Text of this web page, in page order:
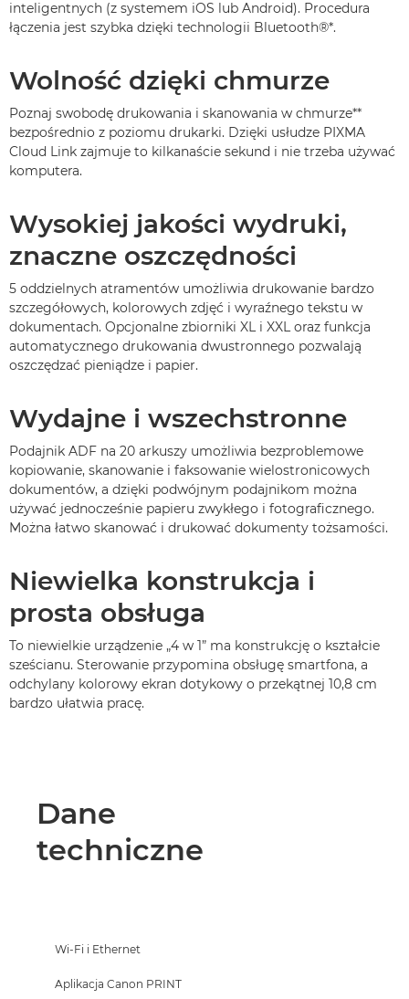
inteligentnych (z systemem iOS lub Android). Procedura
łączenia jest szybka dzięki technologii Bluetooth®*.
Wolność dzięki chmurze
Poznaj swobodę drukowania i skanowania w chmurze**
bezpośrednio z poziomu drukarki. Dzięki usłudze PIXMA
Cloud Link zajmuje to kilkanaście sekund i nie trzeba używać
komputera.
Wysokiej jakości wydruki,
znaczne oszczędności
5 oddzielnych atramentów umożliwia drukowanie bardzo
szczegółowych, kolorowych zdjęć i wyraźnego tekstu w
dokumentach. Opcjonalne zbiorniki XL i XXL oraz funkcja
automatycznego drukowania dwustronnego pozwalają
oszczędzać pieniądze i papier.
Wydajne i wszechstronne
Podajnik ADF na 20 arkuszy umożliwia bezproblemowe
kopiowanie, skanowanie i faksowanie wielostronicowych
dokumentów, a dzięki podwójnym podajnikom można
używać jednocześnie papieru zwykłego i fotograficznego.
Można łatwo skanować i drukować dokumenty tożsamości.
Niewielka konstrukcja i
prosta obsługa
To niewielkie urządzenie „4 w 1” ma konstrukcję o kształcie
sześcianu. Sterowanie przypomina obsługę smartfona, a
odchylany kolorowy ekran dotykowy o przekątnej 10,8 cm
bardzo ułatwia pracę.
Dane
techniczne
Wi-Fi i Ethernet
Aplikacja Canon PRINT